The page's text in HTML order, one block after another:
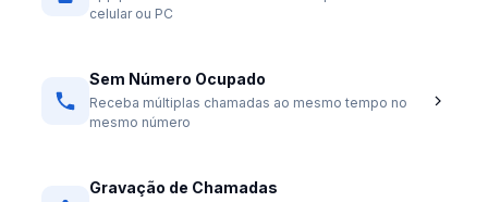
celular ou PC
Sem Número Ocupado
Receba múltiplas chamadas ao mesmo tempo no
mesmo número
Gravação de Chamadas